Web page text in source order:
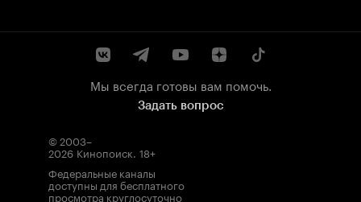
Мы всегда готовы вам помочь.
Задать вопрос
© 2003–
2026 Кинопоиск. 18+
Федеральные каналы
доступны для бесплатного
просмотра круглосуточно